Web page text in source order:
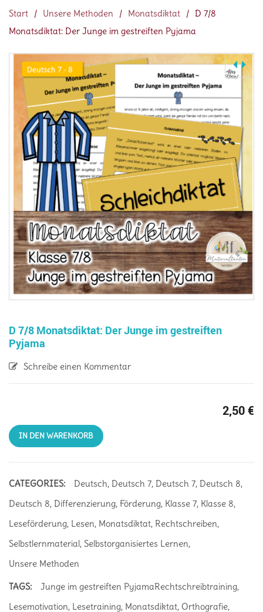
Start / Unsere Methoden / Monatsdiktat / D 7/8
Monatsdiktat: Der Junge im gestreiften Pyjama
D 7/8 Monatsdiktat: Der Junge im gestreiften
Pyjama
Schreibe einen Kommentar
2,50€
IN DEN WARENKORB
CATEGORIES: Deutsch, Deutsch 7, Deutsch 7, Deutsch 8,
Deutsch 8, Differenzierung, Förderung, Klasse 7, Klasse 8,
Leseförderung, Lesen, Monatsdiktat, Rechtschreiben,
Selbstlernmaterial, Selbstorganisiertes Lernen,
Unsere Methoden
TAGS: Junge im gestreiften PyjamaRechtschreibtraining,
Lesemotivation, Lesetraining, Monatsdiktat, Orthografie,